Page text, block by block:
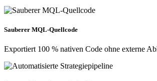
Sauberer MQL-Quellcode
Exportiert 100 % nativen Code ohne externe